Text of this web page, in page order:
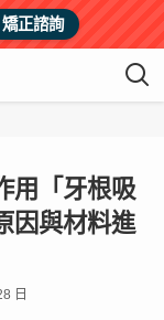
矯正諮詢
用「牙根吸
因與材料進
日